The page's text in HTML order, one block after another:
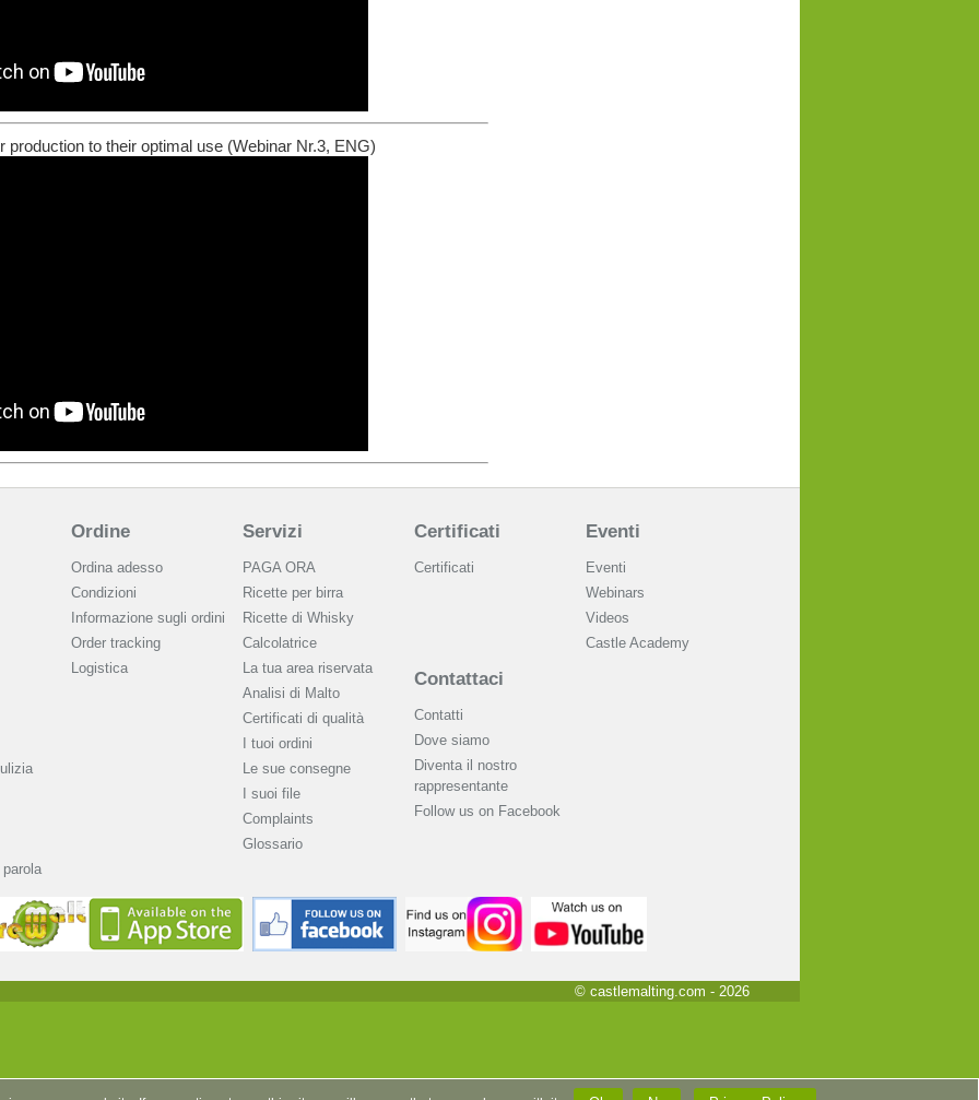
production to their optimal use (Webinar Nr.3, ENG)
Ordine
Ordina adesso
Condizioni
Informazione sugli ordini
Order tracking
Logistica
Servizi
PAGA ORA
Ricette per birra
Ricette di Whisky
Calcolatrice
La tua area riservata
Analisi di Malto
Сertificati di qualità
I tuoi ordini
Le sue consegne
I suoi file
Complaints
Glossario
Certificati
Certificati
Eventi
Eventi
Webinars
Videos
Castle Academy
Contattaci
Contatti
Dove siamo
Diventa il nostro
rappresentante
Follow us on Facebook
© castlemalting.com - 2026